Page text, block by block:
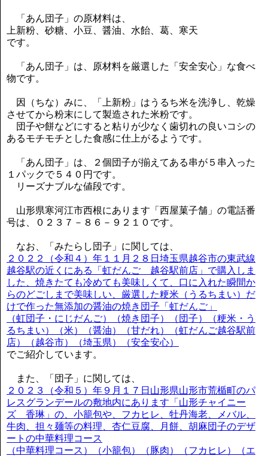
「あん団子」の原材料は、
上新粉、砂糖、小豆、醤油、水飴、葛、寒天
です。
「あん団子」は、原材料を厳選した「安全安心」な食べ
物です。
因（ちな）みに、「上新粉」はうるち米を洗浄し、乾燥
させてから粉末にして製造された米粉です。
団子や餅などにすると粘りが少なく歯切れの良いコシの
あるモチモチとした食感に仕上がるようです。
「あん団子」は、２個団子が揃えてある串が５串入った
１パックで５４０円です。
リーズナブルな値段です。
山形県寒河江市西根にあります「西屋菓子舗」の電話番
号は、０２３７－８６－９２１０です。
なお、「みたらし団子」に関しては、
２０２２（令和４）年１１月２８日埼玉県越谷市の東武線
越谷駅の近くにある「虹だんご 越谷駅前店」で購入しま
した、焼きたても冷めても美味しくて、口に入れた瞬間か
らのどごしまで美味しい、厳選した粳米（うるちまい）だ
けで作った無添加の醤油の焼き団子「虹だんご」
（虹団子・にじだんご）（焼き団子）（団子）（粳米・う
るちまい）（米）（醤油）（甘だれ）（虹だんご越谷駅前
店）（越谷市）（埼玉県）（安全安心）
でご紹介しています。
また、「団子」に関しては、
２０２３（令和５）年９月１７日山形県山形市荒楯町のパ
レスグランデールの敷地内にあります「山形チャイニー
ズ 香琳」の、小籠包や、フカヒレ、牡丹海老、メバル、
牛肉、担々麺等の料理、杏仁豆腐、月餅、胡麻団子のデザ
ートの中華料理コース
（中華料理コース）（小籠包）（豚肉）（フカヒレ）（エ